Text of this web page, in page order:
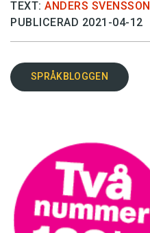
TEXT: ANDERS SVENSSON
PUBLICERAD 2021-04-12
SPRÅKBLOGGEN